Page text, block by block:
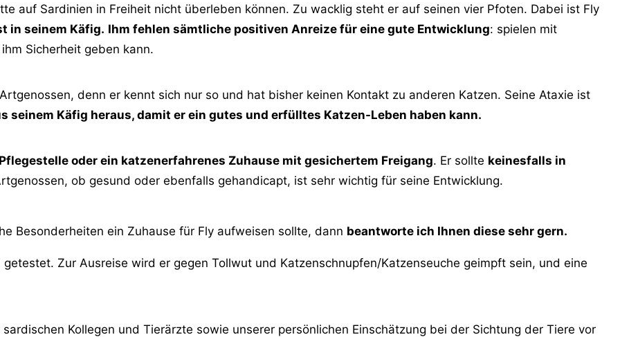
auf Sardinien in Freiheit nicht überleben können. Zu wacklig steht er auf seinen vier Pfoten. Dabei ist Fly
in seinem Käfig. Ihm fehlen sämtliche positiven Anreize für eine gute Entwicklung: spielen mit
Sicherheit geben kann.
denn er kennt sich nur so und hat bisher keinen Kontakt zu anderen Katzen. Seine Ataxie ist
seinem Käfig heraus, damit er ein gutes und erfülltes Katzen-Leben haben kann.
oder ein katzenerfahrenes Zuhause mit gesichertem Freigang. Er sollte keinesfalls in
ob gesund oder ebenfalls gehandicapt, ist sehr wichtig für seine Entwicklung.
Besonderheiten ein Zuhause für Fly aufweisen sollte, dann beantworte ich Ihnen diese sehr gern.
Zur Ausreise wird er gegen Tollwut und Katzenschnupfen/Katzenseuche geimpft sein, und eine
Kollegen und Tierärzte sowie unserer persönlichen Einschätzung bei der Sichtung der Tiere vor